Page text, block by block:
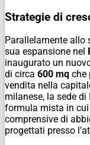
Strategie di
Parallelamente allo
sua espansione nel
inaugurato un
di circa 600 mq che
vendita nella
milanese, la sede
formula mista in
comprensive di
progettati presso